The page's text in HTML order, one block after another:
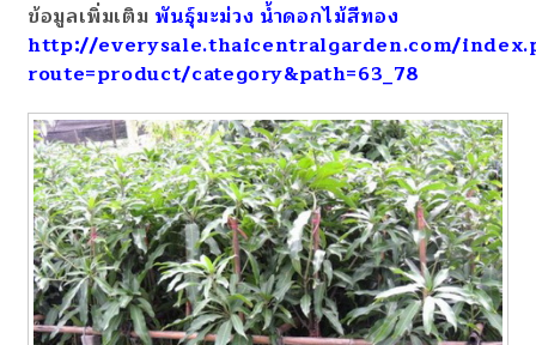
ข้อมูลเพิ่มเติม พันธุ์มะม่วง น้ำดอกไม้สีทอง
http://everysale.thaicentralgarden.com/
route=product/category&path=63_78